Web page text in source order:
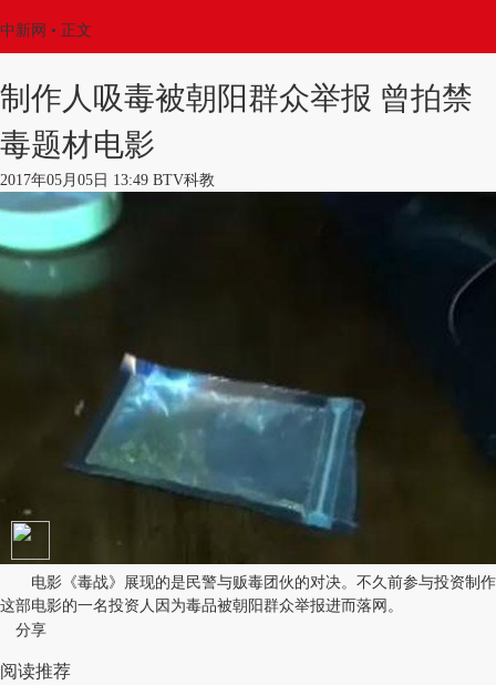
中新网 • 正文
制作人吸毒被朝阳群众举报 曾拍禁
毒题材电影
2017年05月05日 13:49 BTV科教
电影《毒战》展现的是民警与贩毒团伙的对决。不久前参与投资制作
这部电影的一名投资人因为毒品被朝阳群众举报进而落网。
分享
阅读推荐